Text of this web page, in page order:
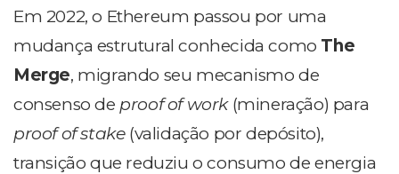
Em 2022, o Ethereum passou por uma
mudança estrutural conhecida como The
Merge, migrando seu mecanismo de
consenso de proof of work(mineração) para
proof of stake(validação por depósito),
transição que reduziu o consumo de energia